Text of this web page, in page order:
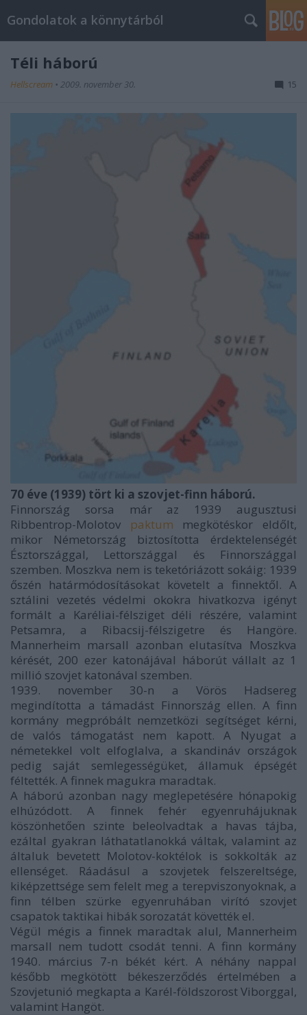
Gondolatok a könnytárból
Téli háború
Hellscream • 2009. november 30. 15
70 éve (1939) tört ki a szovjet-finn háború.
Finnország sorsa már az 1939 augusztusi
Ribbentrop-Molotov
paktum megkötéskor eldőlt,
mikor Németország biztosította érdektelenségét
Észtországgal, Lettországgal és Finnországgal
szemben. Moszkva nem is teketóriázott sokáig: 1939
őszén határmódosításokat követelt a finnektől. A
sztálini vezetés védelmi okokra hivatkozva igényt
formált a Karéliai-félsziget déli részére, valamint
Petsamra, a Ribacsij-félszigetre és Hangöre.
Mannerheim marsall azonban elutasítva Moszkva
kérését, 200 ezer katonájával háborút vállalt az 1
millió szovjet katonával szemben.
1939. november 30-n a Vörös Hadsereg
megindította a támadást Finnország ellen. A finn
kormány megpróbált nemzetközi segítséget kérni,
de valós támogatást nem kapott. A Nyugat a
németekkel volt elfoglalva, a skandináv országok
pedig saját semlegességüket, államuk épségét
féltették. A finnek magukra maradtak.
A háború azonban nagy meglepetésére hónapokig
elhúzódott. A finnek fehér egyenruhájuknak
köszönhetően szinte beleolvadtak a havas tájba,
ezáltal gyakran láthatatlanokká váltak, valamint az
általuk bevetett Molotov-koktélok is sokkolták az
ellenséget. Ráadásul a szovjetek felszereltsége,
kiképzettsége sem felelt meg a terepviszonyoknak, a
finn télben szürke egyenruhában virító szovjet
csapatok taktikai hibák sorozatát követték el.
Végül mégis a finnek maradtak alul, Mannerheim
marsall nem tudott csodát tenni. A finn kormány
1940. március 7-n békét kért. A néhány nappal
később megkötött békeszerződés értelmében a
Szovjetunió megkapta a Karél-földszorost Viborggal,
valamint Hangöt.